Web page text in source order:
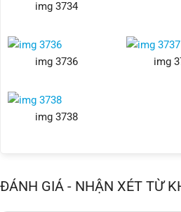
img 3734
img 3736 img
img 3738
ĐÁNH GIÁ - NHẬN XÉT TỪ